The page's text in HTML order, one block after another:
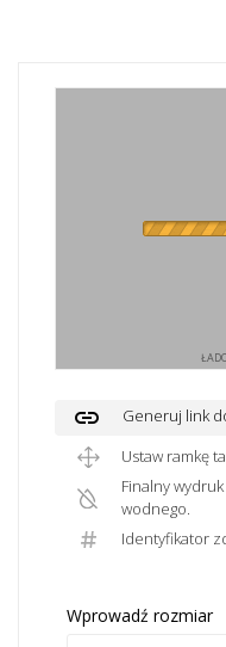
link
Generuj link
Ustaw ramkę
Finalny
wodnego.
Identyfikator
Wprowadź rozmiar